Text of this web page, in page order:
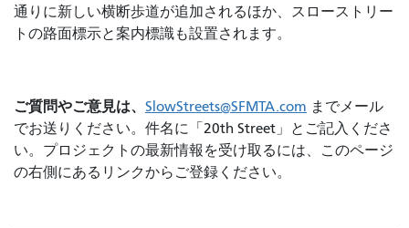
通りに新しい横断歩道が追加されるほか、スローストリー
トの路面標示と案内標識も設置されます。
ご質問やご意見は、 SlowStreets@SFMTA.com までメール
でお送りください。件名に「20th Street」とご記入くださ
い。プロジェクトの最新情報を受け取るには、このページ
の右側にあるリンクからご登録ください。